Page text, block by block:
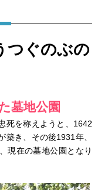
つぐのぶの
墓地公園
死を称えようと、1642
き、その後1931年、
現在の墓地公園となり